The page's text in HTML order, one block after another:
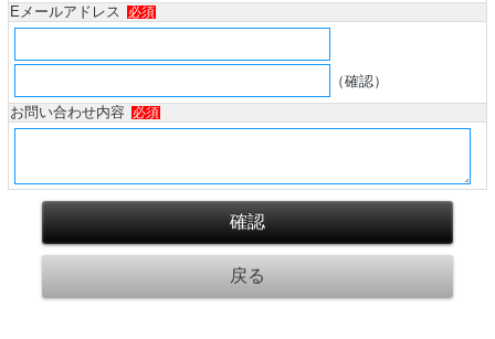
Eメールアドレス 必須
（確認）
お問い合わせ内容
必須